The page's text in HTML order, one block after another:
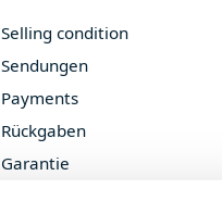
Selling condition
Sendungen
Payments
Rückgaben
Garantie